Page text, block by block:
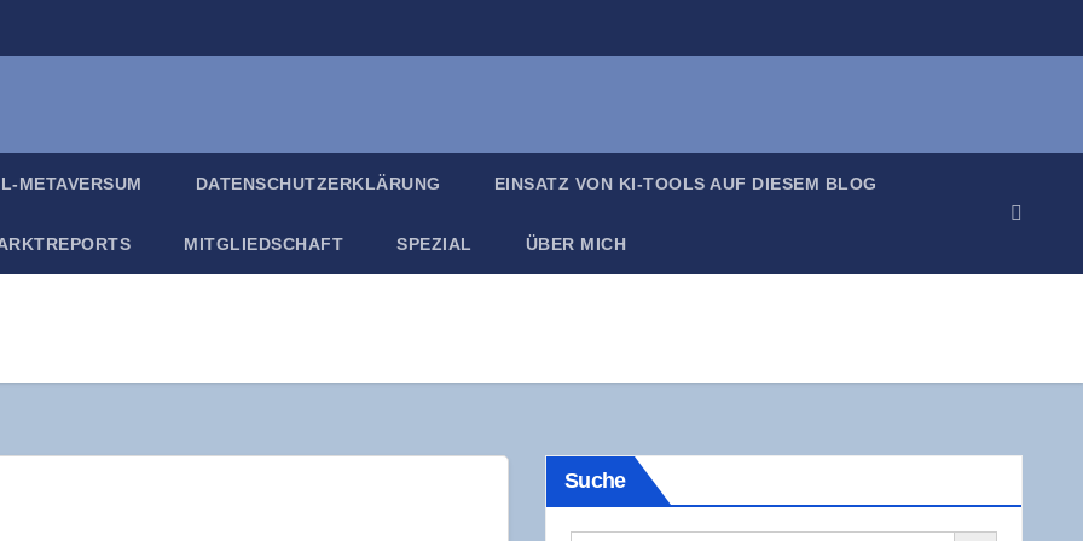
META­VER­SUM DATEN­SCHUTZ­ER­KLÄ­RUNG EIN­SATZ VON KI-TOOLS AUF DIE­SEM BLOG
MIT­GLIED­SCHAFT SPE­ZI­AL ÜBER MICH
Suche
Search Button